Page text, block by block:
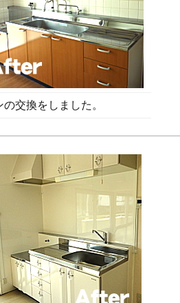
交換をしました。